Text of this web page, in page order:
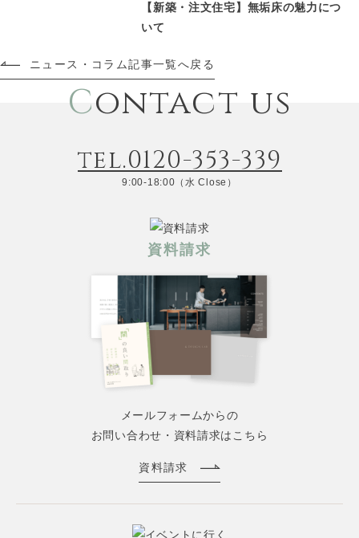
【新築・注文住宅】無垢床の魅力につ
いて
ニュース・コラム記事一覧へ戻る
Contact us
tel.0120-353-339
9:00-18:00（水 Close）
資料請求
メールフォームからの
お問い合わせ・資料請求はこちら
資料請求